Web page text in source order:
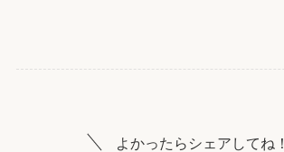
よかったらシェアしてね！